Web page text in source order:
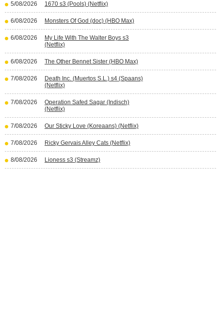
5/08/2026 1670 s3 (Pools) (Netflix)
6/08/2026 Monsters Of God (doc) (HBO Max)
6/08/2026
My Life With The Walter Boys s3
(Netflix)
6/08/2026 The Other Bennet Sister (HBO Max)
7/08/2026
Death Inc. (Muertos S.L.) s4 (Spaans)
(Netflix)
7/08/2026
Operation Safed Sagar (Indisch)
(Netflix)
7/08/2026 Our Sticky Love (Koreaans) (Netflix)
7/08/2026 Ricky Gervais Alley Cats (Netflix)
8/08/2026 Lioness s3 (Streamz)